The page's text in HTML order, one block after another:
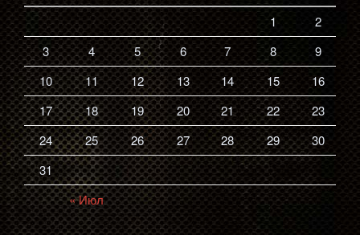
1
2
3
4 5 6 7 8
9
10
11 12 13 14 15
16
17
18 19 20 21 22
23
24
25 26 27 28 29
30
31
« Июл